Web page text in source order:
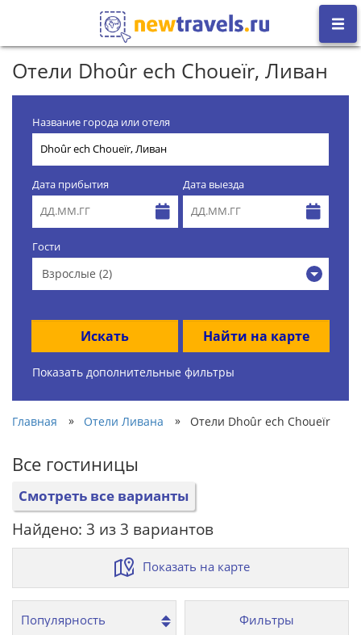
Отели Dhoûr ech Choueïr, Ливан
Название города или отеля
Дата прибытия Дата выезда
Гости
Взрослые (2)
Искать Найти на карте
Показать дополнительные фильтры
Главная » Отели Ливана » Отели Dhoûr ech Choueïr
Все гостиницы
Смотреть все варианты
Найдено: 3 из 3 вариантов
Показать на карте
Фильтры